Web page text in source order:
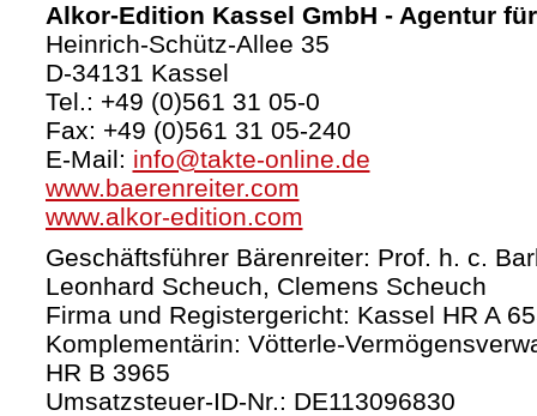
Alkor-Edition Kassel GmbH - Agentur
Heinrich-Schütz-Allee 35
D-34131 Kassel
Tel.: +49 (0)561 31 05-0
Fax: +49 (0)561 31 05-240
E-Mail: info@takte-online.de
www.baerenreiter.com
www.alkor-edition.com
Geschäftsführer Bärenreiter: Prof. h. c.
Leonhard Scheuch, Clemens Scheuch
Firma und Registergericht: Kassel HR A
Komplementärin: Vötterle-
HR B 3965
Umsatzsteuer-ID-Nr.: DE113096830